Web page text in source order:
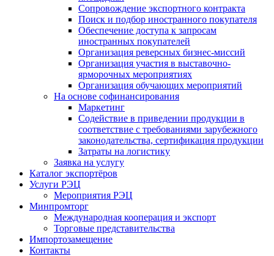
Сопровождение экспортного контракта
Поиск и подбор иностранного покупателя
Обеспечение доступа к запросам
иностранных покупателей
Организация реверсных бизнес-миссий
Организация участия в выставочно-
ярморочных мероприятиях
Организация обучающих мероприятий
На основе софинансирования
Маркетинг
Содействие в приведении продукции в
соответствие с требованиями зарубежного
законодательства, сертификация продукции
Затраты на логистику
Заявка на услугу
Каталог экспортёров
Услуги РЭЦ
Мероприятия РЭЦ
Минпромторг
Международная кооперация и экспорт
Торговые представительства
Импортозамещение
Контакты